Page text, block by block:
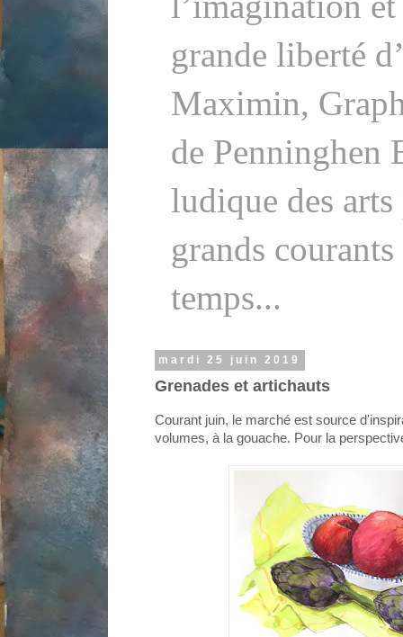
grande liberté
Maximin,
de Penninghen
ludique des
grands
temps...
mardi 25 juin 2019
Grenades et artichauts
Courant juin, le marché est source
volumes, à la gouache. Pour la